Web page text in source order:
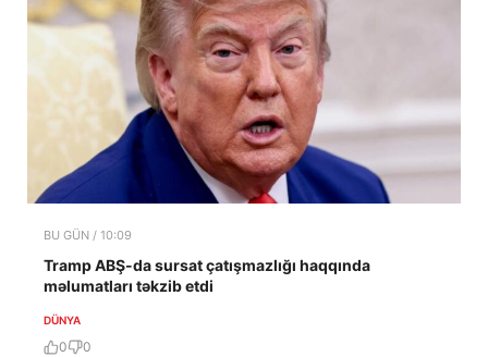
BU GÜN / 10:09
Tramp ABŞ-da sursat çatışmazlığı haqqında
məlumatları təkzib etdi
DÜNYA
0 0